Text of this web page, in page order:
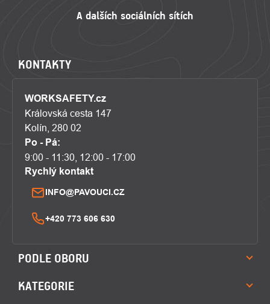
KONTAKTY
WORKSAFETY.cz
Královská cesta 147
Kolín, 280 02
Po - Pá:
9:00 - 11:30, 12:00 - 17:00
Rychlý kontakt
INFO@PAVOUCI.CZ
+420 773 606 630
PODLE OBORU
KATEGORIE